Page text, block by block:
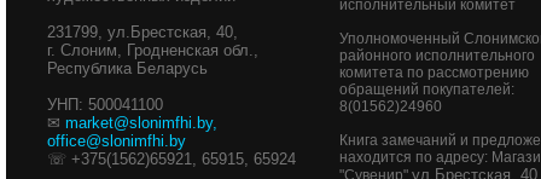
231799, ул.Брестская, 40,
г. Слоним, Гродненская обл.,
Республика Беларусь
УНП: 500041100
✉ market@slonimfhi.by,
office@slonimfhi.by
☏ +375(1562)65921, 65915, 65924
исполнительный комитет
Уполномоченный
районного исполнительного
комитета по рассмотрению
обращений покупателей:
8(01562)24960
Книга замечаний и
находится по адресу:
"Сувенир"ул.Брестская, 40